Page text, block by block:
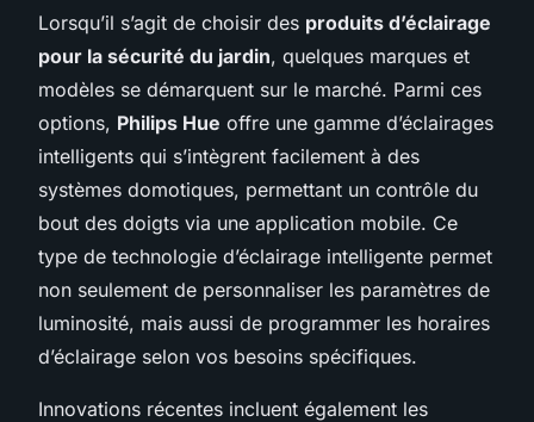
Lorsqu’il s’agit de choisir des produits d’éclairage
pour la sécurité du jardin, quelques marques et
modèles se démarquent sur le marché. Parmi ces
options, Philips Hue offre une gamme d’éclairages
intelligents qui s’intègrent facilement à des
systèmes domotiques, permettant un contrôle du
bout des doigts via une application mobile. Ce
type de technologie d’éclairage intelligente permet
non seulement de personnaliser les paramètres de
luminosité, mais aussi de programmer les horaires
d’éclairage selon vos besoins spécifiques.
Innovations récentes incluent également les